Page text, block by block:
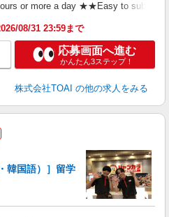
or more a day ★★Easy to submit
08/31 23:59まで
応募画面へ進む
かんたん3ステップ！
株式会社TOAI の他の求人をみる
韓国語）］留学